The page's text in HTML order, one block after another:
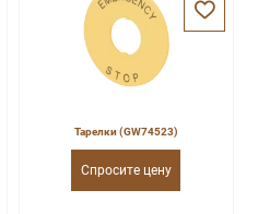
Тарелки (GW74523)
Спросите цену